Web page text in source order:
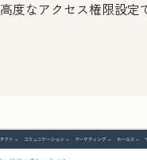
高度なアクセス権限設定